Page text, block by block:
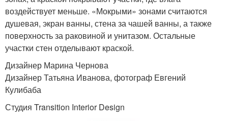
воздействует меньше. «Мокрыми» зонами считаются
душевая, экран ванны, стена за чашей ванны, а также
поверхность за раковиной и унитазом. Остальные
участки стен отделывают краской.
Дизайнер Марина Чернова
Дизайнер Татьяна Иванова, фотограф Евгений
Кулибаба
Студия Transition Interior Design